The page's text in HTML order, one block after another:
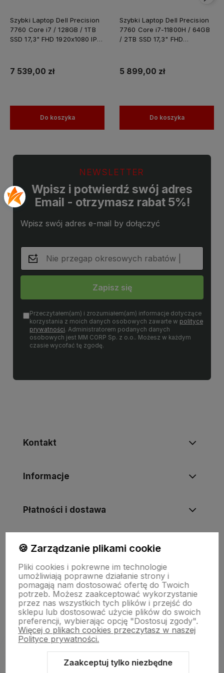
Szybki Laptop Dell Precision
7760 Core i7 / 128GB / 1TB
SSD 17,3" FHD 1920x1080 IPS
Laptop do Grafiki
Projektowania
7 539,00 zł
Do koszyka
Szybki Laptop Dell Precision
7760 Core i7-11800H / 64GB
/ 2TB SSD 17,3" FHD
11 PRO / Laptop do Grafiki
Projektowania
5 899,00 zł
Do koszyka
NEWSLETTER
Wpisz i potwierdź swój adres
Email - otrzymasz rabat 5%!
Wpisz swój adres e-mail by dołączyć
Zapisz się
Przeczytałem(am) i zrozumiałem(am) informacje dotyczące
korzystania z moich danych osobowych zawarte w polityce
prywatności. Administratorem podanych danych
osobowych jest MM CORP Sp. z o.o.. Możesz w każdym
czasie wycofać tę zgodę.
Kontakt
Informacje
Płatności i dostawa
Informacje
O nas
🍪 Zarządzanie plikami cookie
Pliki cookies i pokrewne im technologie
umożliwiają poprawne działanie strony i
pomagają nam dostosować ofertę do Twoich
potrzeb. Możesz zaakceptować wykorzystanie
przez nas wszystkich tych plików i przejść do
sklepu lub dostosować użycie plików do swoich
preferencji, wybierając opcję "Dostosuj zgody".
Więcej o plikach cookies przeczytasz w naszej
Polityce prywatności.
Zaakceptuj tylko niezbędne